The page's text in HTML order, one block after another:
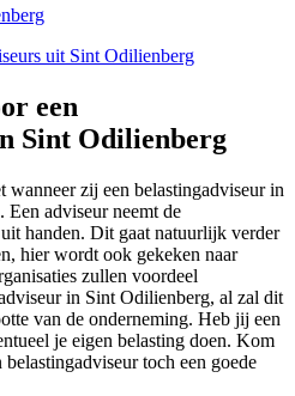
uit Sint Odilienberg
een
Sint Odilienberg
wanneer zij een belastingadviseur in
adviseur neemt de
handen. Dit gaat natuurlijk verder
hier wordt ook gekeken naar
zullen voordeel
in Sint Odilienberg, al zal dit
van de onderneming. Heb jij een
je eigen belasting doen. Kom
toch een goede